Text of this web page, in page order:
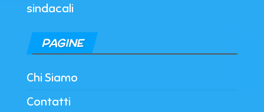
sindacali
PAGINE
Chi Siamo
Contatti